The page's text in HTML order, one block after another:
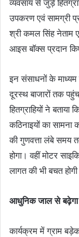
व्यवसाय से जुड़े
उपकरण एवं सामग्री
श्री कमल सिंह नेताम
आइस बॉक्स प्रदान
इन संसाधनों के माध्यम
दूरस्थ बाजारों तक
हितग्राहियों ने
कठिनाइयों का
की गुणवत्ता लंबे समय
होगा। वहीं मोटर
लागत की भी बचत
आधुनिक जाल से बढ़ेगा
कार्यक्रम में ग्राम